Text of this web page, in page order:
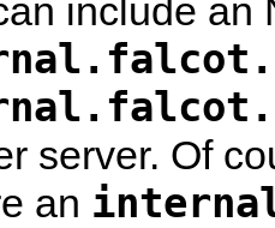
include an
server. Of
an